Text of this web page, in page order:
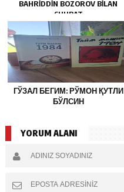
BAHRIDDIN BOZOROV BILAN
SUHBAT
ГЎЗАЛ БЕГИМ: РЎМОН ҚУТЛИ
БЎЛСИН
YORUM ALANI